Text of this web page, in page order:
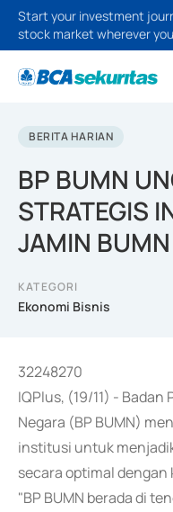
Start your investment
stock market wherever
BERITA HARIAN
BP BUMN
STRATEGIS
JAMIN
KATEGORI
Ekonomi Bisnis
32248270
IQPlus, (19/11) -
Negara (BP BUMN)
institusi untuk
secara optimal
"BP BUMN berada di